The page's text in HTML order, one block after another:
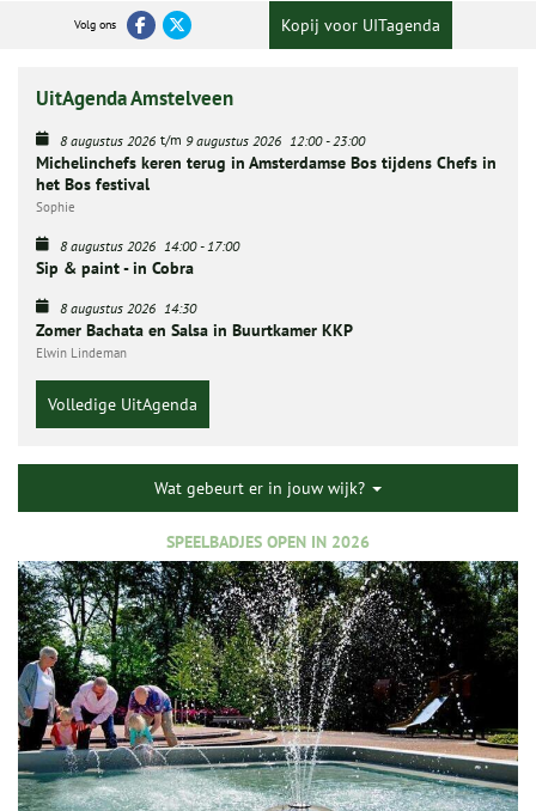
Volg ons Kopij voor UITagenda
UitAgenda Amstelveen
8 augustus 2026 t/m 9 augustus 2026 12:00- 23:00
Michelinchefs keren terug in Amsterdamse Bos tijdens Chefs in
het Bos festival
Sophie
8 augustus 2026 14:00- 17:00
Sip & paint - in Cobra
8 augustus 2026 14:30
Zomer Bachata en Salsa in Buurtkamer KKP
Elwin Lindeman
Volledige UitAgenda
Wat gebeurt er in jouw wijk?
SPEELBADJES OPEN IN 2026